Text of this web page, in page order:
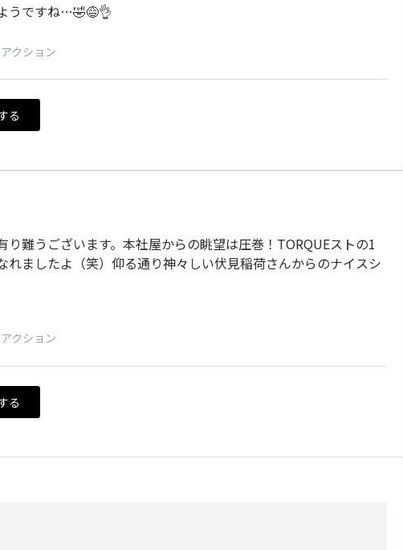
うですね…🤣😅👌
クション
る
り難うございます。本社屋からの眺望は圧巻！TORQUEストの1
れましたよ（笑）仰る通り神々しい伏見稲荷さんからのナイスシ
クション
る